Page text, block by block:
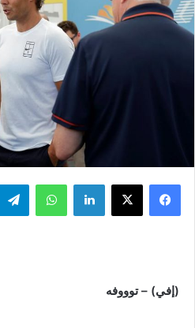
فيسبوك ‫X لينكدإن واتساب
(إفي) – توووفه